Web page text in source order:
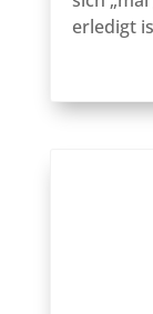
erledigt